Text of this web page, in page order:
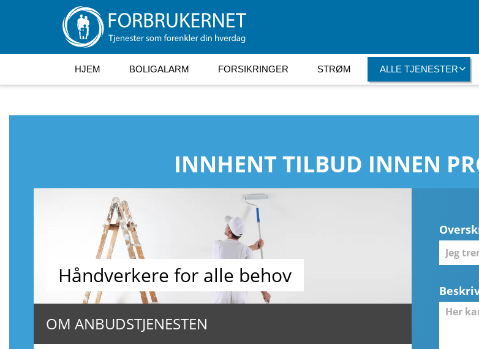
HJEM BOLIGALARM FORSIKRINGER STRØM ALLE TJENESTER
INNHENT TILBUD INNEN
Håndverkere for alle behov
OM ANBUDSTJENESTEN